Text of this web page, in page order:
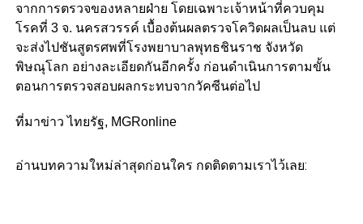
จากการตรวจของหลายฝ่าย โดยเฉพาะเจ้าหน้าที่ควบคุม
โรคที่ 3 จ. นครสวรรค์ เบื้องต้นผลตรวจโควิดผลเป็นลบ แต่
จะส่งไปชันสูตรศพที่โรงพยาบาลพุทธชินราช จังหวัด
พิษณุโลก อย่างละเอียดกันอีกครั้ง ก่อนดำเนินการตามขั้น
ตอนการตรวจสอบผลกระทบจากวัคซีนต่อไป
ที่มาข่าว ไทยรัฐ, MGRonline
อ่านบทความใหม่ล่าสุดก่อนใคร กดติดตามเราไว้เลย: